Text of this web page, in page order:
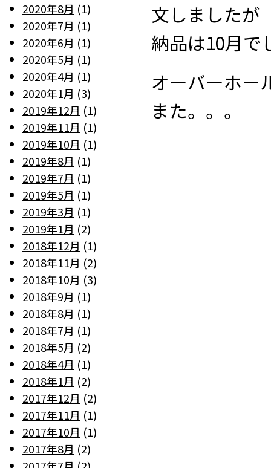
文しましたが
納品は10月で
オーバーホー
また。。。
2020年8月 (1)
2020年7月 (1)
2020年6月 (1)
2020年5月 (1)
2020年4月 (1)
2020年1月 (3)
2019年12月 (1)
2019年11月 (1)
2019年10月 (1)
2019年8月 (1)
2019年7月 (1)
2019年5月 (1)
2019年3月 (1)
2019年1月 (2)
2018年12月 (1)
2018年11月 (2)
2018年10月 (3)
2018年9月 (1)
2018年8月 (1)
2018年7月 (1)
2018年5月 (2)
2018年4月 (1)
2018年1月 (2)
2017年12月 (2)
2017年11月 (1)
2017年10月 (1)
2017年8月 (2)